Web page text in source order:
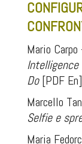
Mario Carpo
Intelligence
Do[PDF En]
Marcello
Selfie e
Maria